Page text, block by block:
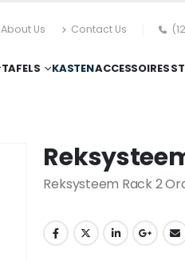
About Us Contact Us
TAFELS KASTENACCESSOIRES
Reksysteem Rack 2